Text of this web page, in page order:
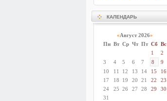
КАЛЕНДАРЬ
«Август 2026»
Пн Вт Ср Чт Пт Сб Вс
1
2
3
4 5 6 7 8
9
10
11 12 13 14 15
16
17
18 19 20 21 22
23
24
25 26 27 28 29
30
31